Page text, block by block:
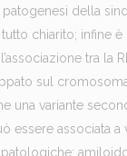
della
chiarito; infine è
tra la
sul
una variante
essere associata a